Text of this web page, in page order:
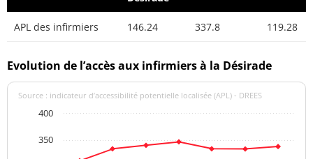
APL des infirmiers 146.24 337.8 119.28
Evolution de l’accès aux infirmiers à la Désirade
Source : indicateur d’accessibilité potentielle localisée (APL) - DREES
350
400